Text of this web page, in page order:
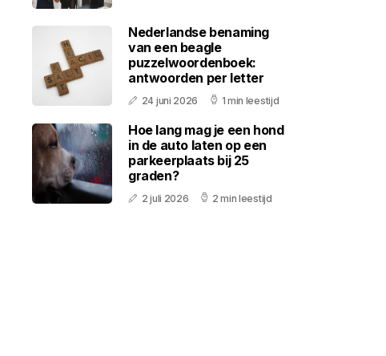
Nederlandse benaming
van een beagle
puzzelwoordenboek:
antwoorden per letter
24 juni 2026 1 min leestijd
Hoe lang mag je een hond
in de auto laten op een
parkeerplaats bij 25
graden?
2 juli 2026 2 min leestijd